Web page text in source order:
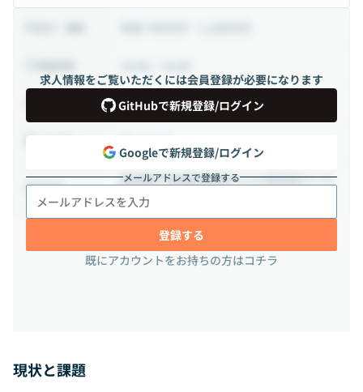
求人情報をご覧いただくには会員登録が必要になります
GitHubで新規登録/ログイン
Googleで新規登録/ログイン
メールアドレスで登録する
登録する
既にアカウントをお持ちの方はコチラ
正社員
勤務地
東京都千代田区内幸町 2-1-6 日比谷パーク
フロント 19F
現状と課題